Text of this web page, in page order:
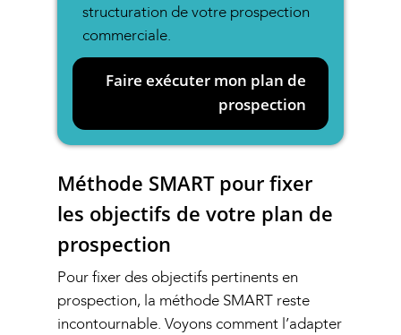
structuration de votre prospection
commerciale.
Faire exécuter mon plan de
prospection
Méthode SMART pour fixer
les objectifs de votre plan de
prospection
Pour fixer des objectifs pertinents en
prospection, la méthode SMART reste
incontournable. Voyons comment l’adapter